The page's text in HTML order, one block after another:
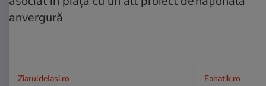
ZiaruldeIasi.ro Fanatik.ro